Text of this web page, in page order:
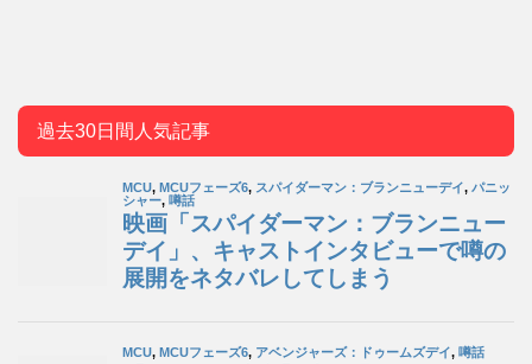
過去30日間人気記事